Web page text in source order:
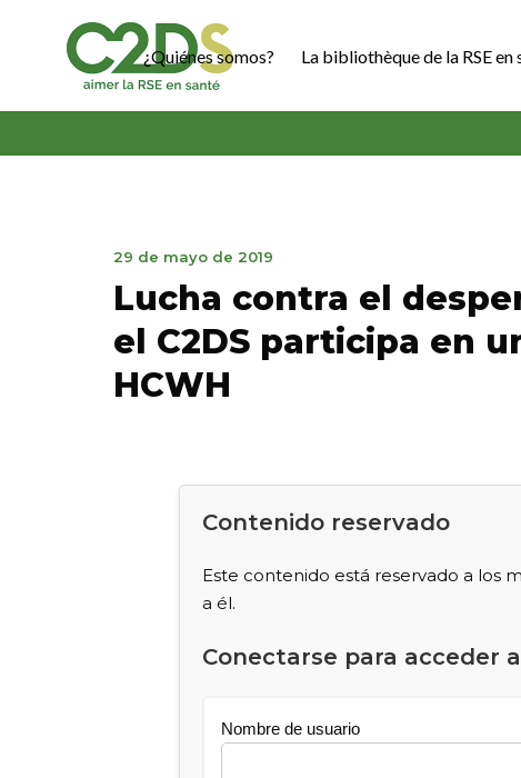
contenido
¿Quiénes somos? La bibliothèque de la RSE en
29 de mayo de 2019
mayo
2019
Lucha contra el
el C2DS participa en
HCWH
Contenido reservado
Este contenido está reservado a los
a él.
Conectarse para acceder
Nombre de usuario